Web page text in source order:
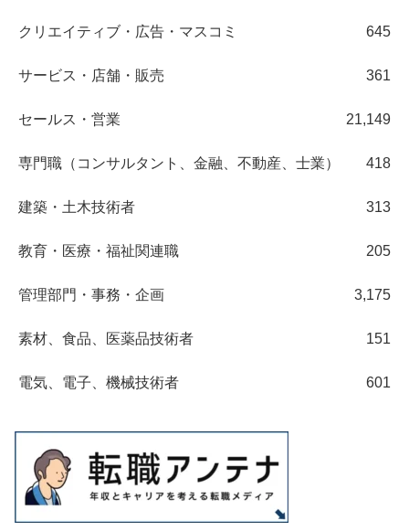
クリエイティブ・広告・マスコミ 645
サービス・店舗・販売 361
セールス・営業 21,149
専門職（コンサルタント、金融、不動産、士業） 418
建築・土木技術者 313
教育・医療・福祉関連職 205
管理部門・事務・企画 3,175
素材、食品、医薬品技術者 151
電気、電子、機械技術者 601